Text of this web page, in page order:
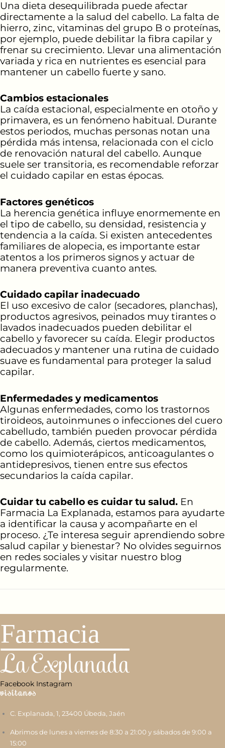
Una dieta desequilibrada puede afectar
directamente a la salud del cabello. La falta de
hierro, zinc, vitaminas del grupo B o proteínas,
por ejemplo, puede debilitar la fibra capilar y
frenar su crecimiento. Llevar una alimentación
variada y rica en nutrientes es esencial para
mantener un cabello fuerte y sano.
Cambios estacionales
La caída estacional, especialmente en otoño y
primavera, es un fenómeno habitual. Durante
estos periodos, muchas personas notan una
pérdida más intensa, relacionada con el ciclo
de renovación natural del cabello. Aunque
suele ser transitoria, es recomendable reforzar
el cuidado capilar en estas épocas.
Factores genéticos
La herencia genética influye enormemente en
el tipo de cabello, su densidad, resistencia y
tendencia a la caída. Si existen antecedentes
familiares de alopecia, es importante estar
atentos a los primeros signos y actuar de
manera preventiva cuanto antes.
Cuidado capilar inadecuado
El uso excesivo de calor (secadores, planchas),
productos agresivos, peinados muy tirantes o
lavados inadecuados pueden debilitar el
cabello y favorecer su caída. Elegir productos
adecuados y mantener una rutina de cuidado
suave es fundamental para proteger la salud
capilar.
Enfermedades y medicamentos
Algunas enfermedades, como los trastornos
tiroideos, autoinmunes o infecciones del cuero
cabelludo, también pueden provocar pérdida
de cabello. Además, ciertos medicamentos,
como los quimioterápicos, anticoagulantes o
antidepresivos, tienen entre sus efectos
secundarios la caída capilar.
Cuidar tu cabello es cuidar tu salud. En
Farmacia La Explanada, estamos para ayudarte
a identificar la causa y acompañarte en el
proceso. ¿Te interesa seguir aprendiendo sobre
salud capilar y bienestar? No olvides seguirnos
en redes sociales y visitar nuestro blog
regularmente.
La Explanada
Farmacia
Facebook Instagram
visítanos
C. Explanada, 1, 23400 Úbeda, Jaén
Abrimos de lunes a viernes de 8:30 a 21:00 y sábados de 9:00 a
15:00